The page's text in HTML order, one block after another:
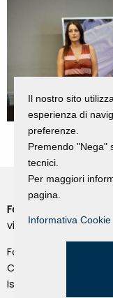
Fondazione Dino Zoli
viale Bologna 288,
Fondo dot. euro
CF e P.IVA
Isc.Reg Per.Giu. n.
Il nostro sito
esperienza di
preferenze.
Premendo "Nega"
tecnici.
Per maggiori
pagina.
Informativa Cookie